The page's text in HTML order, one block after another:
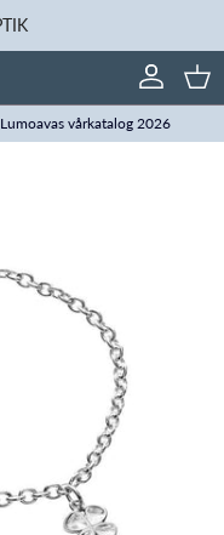
Konto
vårkatalog 2026